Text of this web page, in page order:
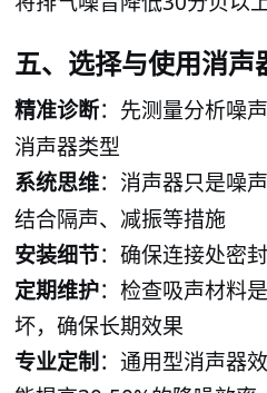
五、 选择与使用消声
精准诊断：先测量分析噪声
消声器类型
系统思维：消声器只是噪声
结合隔声、减振等措施
安装细节：确保连接处密
定期维护：检查吸声材料
坏，确保长期效果
专业定制：通用型消声器